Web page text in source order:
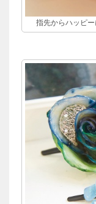
指先からハッピ